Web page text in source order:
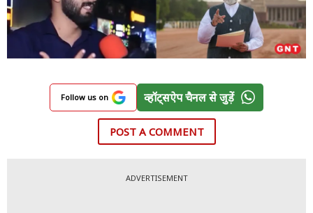
Follow us on व्हॉट्सऐप चैनल से जुड़ें
POST A COMMENT
ADVERTISEMENT